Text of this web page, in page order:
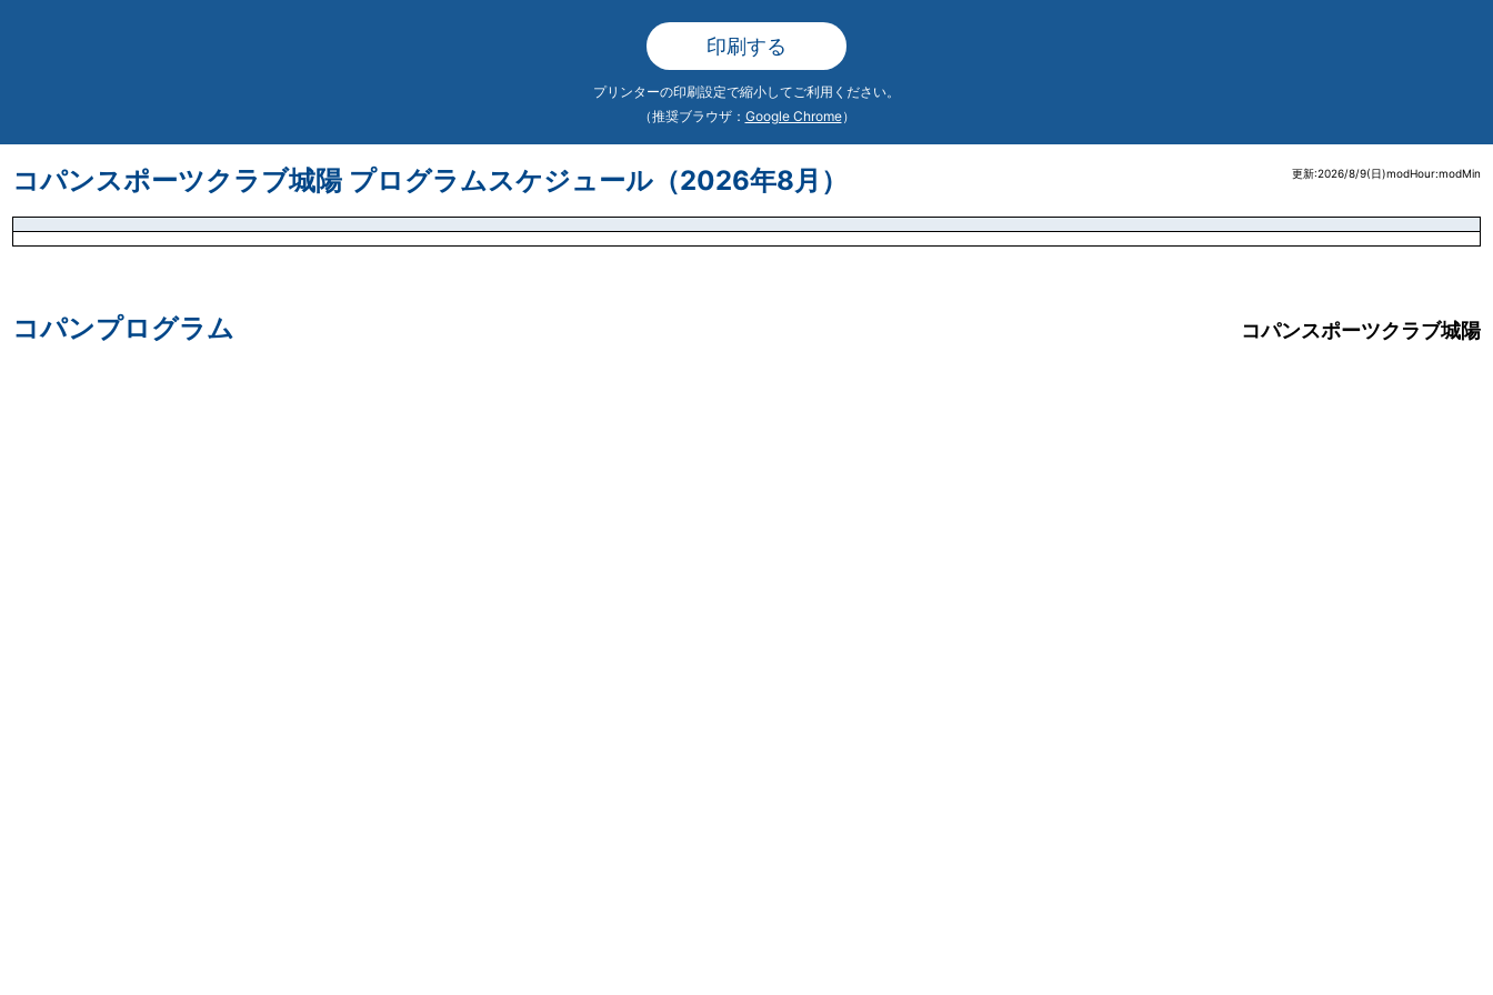
印刷する
プリンターの印刷設定で縮小してご利用ください。
（推奨ブラウザ： Google Chrome）
更新:2026/8/9(日)modHour:modMin
コパンスポーツクラブ城陽 プログラムスケジュール（2026年8月）
コパンプログラム コパンスポーツクラブ城陽